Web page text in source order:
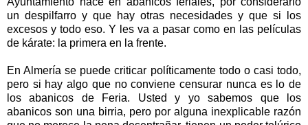
un despilfarro y que hay otras necesidades y que si los
excesos y todo eso. Y les va a pasar como en las películas
de kárate: la primera en la frente.
En Almería se puede criticar políticamente todo o casi todo,
pero si hay algo que no conviene censurar nunca es lo de
los abanicos de Feria. Usted y yo sabemos que los
abanicos son una birria, pero por alguna inexplicable razón